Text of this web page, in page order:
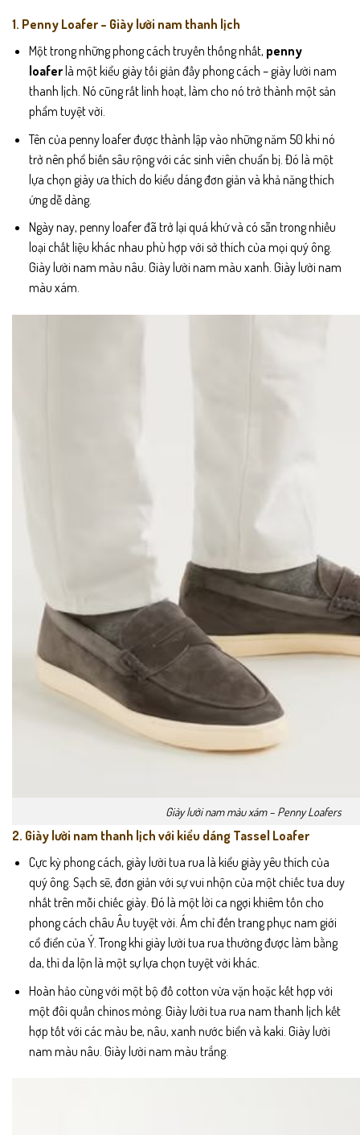
1. Penny Loafer – Giày lười nam thanh lịch
Một trong những phong cách truyền thống nhất, penny
loaferlà một kiểu giày tối giản đầy phong cách – giày lười nam
thanh lịch. Nó cũng rất linh hoạt, làm cho nó trở thành một sản
phẩm tuyệt vời.
Tên của penny loafer được thành lập vào những năm 50 khi nó
trở nên phổ biến sâu rộng với các sinh viên chuẩn bị. Đó là một
lựa chọn giày ưa thích do kiểu dáng đơn giản và khả năng thích
ứng dễ dàng.
Ngày nay, penny loafer đã trở lại quá khứ và có sẵn trong nhiều
loại chất liệu khác nhau phù hợp với sở thích của mọi quý ông.
Giày lười nam màu nâu. Giày lười nam màu xanh. Giày lười nam
màu xám.
Giày lười nam màu xám – Penny Loafers
2. Giày lười nam thanh lịch với kiểu dáng Tassel Loafer
Cực kỳ phong cách, giày lười tua rua là kiểu giày yêu thích của
quý ông. Sạch sẽ, đơn giản với sự vui nhộn của một chiếc tua duy
nhất trên mỗi chiếc giày. Đó là một lời ca ngợi khiêm tốn cho
phong cách châu Âu tuyệt vời. Ám chỉ đến trang phục nam giới
cổ điển của Ý. Trong khi giày lười tua rua thường được làm bằng
da, thì da lộn là một sự lựa chọn tuyệt vời khác.
Hoàn hảo cùng với một bộ đồ cotton vừa vặn hoặc kết hợp với
một đôi quần chinos mỏng. Giày lười tua rua nam thanh lịch kết
hợp tốt với các màu be, nâu, xanh nước biển và kaki. Giày lười
nam màu nâu. Giày lười nam màu trắng.